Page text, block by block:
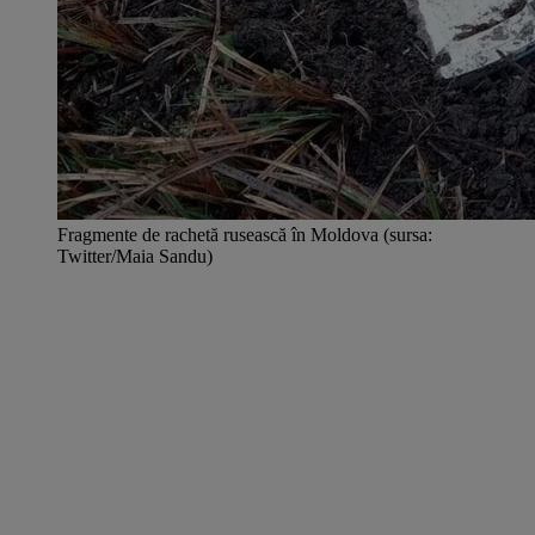
Fragmente de rachetă rusească în Moldova (sursa:
Twitter/Maia Sandu)